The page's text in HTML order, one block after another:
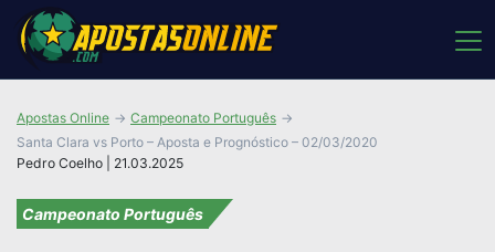
Pedro Coelho | 21.03.2025
Apostas Online
Campeonato Português
Santa Clara vs Porto – Aposta e Prognóstico – 02/03/2020
Campeonato Português